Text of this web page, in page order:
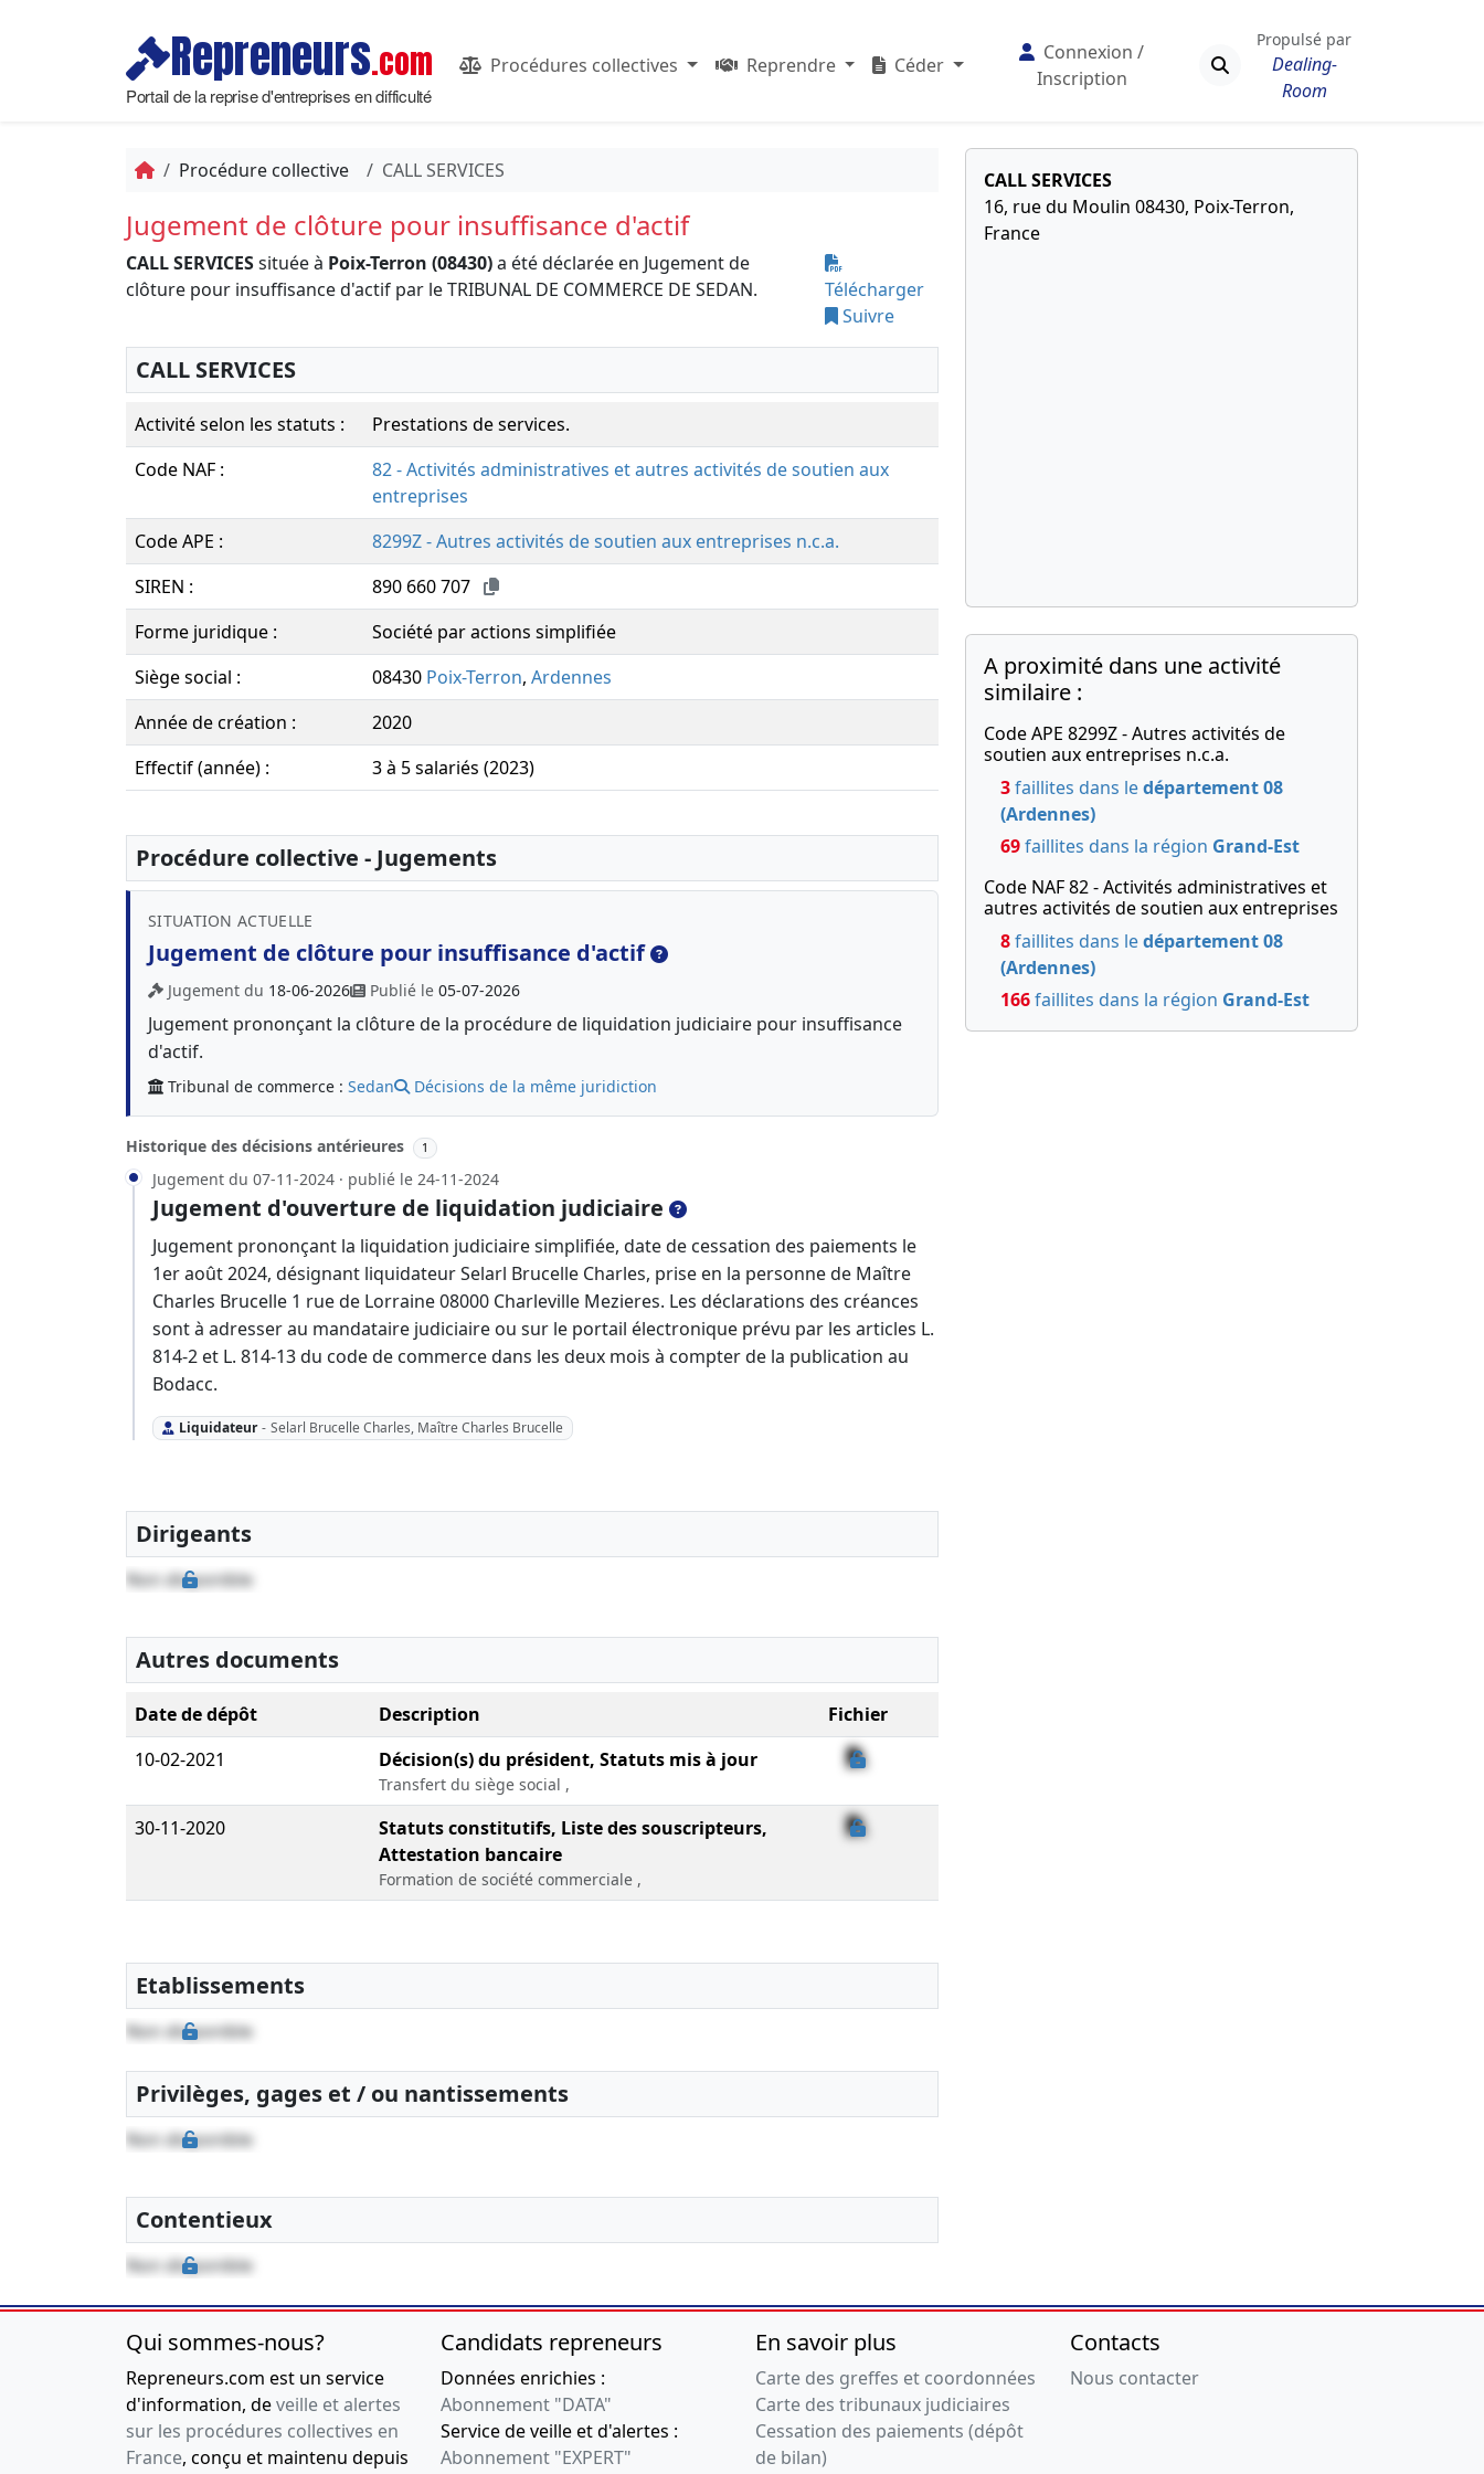
Repreneurs.com
Portail de la reprise d'entreprises en difficulté
Procédures collectives Reprendre Céder
Connexion /
Inscription
Propulsé par
Dealing-
Room
Procédure collective CALL SERVICES
Jugement de clôture pour insuffisance d'actif
CALL SERVICESsituée à Poix-Terron (08430)a été déclarée en Jugement de
clôture pour insuffisance d'actif par le TRIBUNAL DE COMMERCE DE SEDAN.
Télécharger
Suivre
CALL SERVICES
Activité selon les statuts :
Prestations de services.
Code NAF :
82 - Activités administratives et autres activités de soutien aux
entreprises
Code APE :
8299Z - Autres activités de soutien aux entreprises n.c.a.
SIREN :
890 660 707
Forme juridique :
Société par actions simplifiée
Siège social :
08430 Poix-Terron, Ardennes
Année de création :
2020
Effectif (année) :
3 à 5 salariés (2023)
Procédure collective - Jugements
SITUATION ACTUELLE
Jugement de clôture pour insuffisance d'actif
Jugement du 18-06-2026 Publié le 05-07-2026
Jugement prononçant la clôture de la procédure de liquidation judiciaire pour insuffisance
d'actif.
Tribunal de commerce : Sedan Décisions de la même juridiction
Historique des décisions antérieures 1
Jugement du 07-11-2024 · publié le 24-11-2024
Jugement d'ouverture de liquidation judiciaire
Jugement prononçant la liquidation judiciaire simplifiée, date de cessation des paiements le
1er août 2024, désignant liquidateur Selarl Brucelle Charles, prise en la personne de Maître
Charles Brucelle 1 rue de Lorraine 08000 Charleville Mezieres. Les déclarations des créances
sont à adresser au mandataire judiciaire ou sur le portail électronique prévu par les articles L.
814-2 et L. 814-13 du code de commerce dans les deux mois à compter de la publication au
Bodacc.
Liquidateur - Selarl Brucelle Charles, Maître Charles Brucelle
Dirigeants
Non disponible
Autres documents
Date de dépôt Description
Fichier
10-02-2021
Décision(s) du président, Statuts mis à jour
Transfert du siège social ,
30-11-2020
Statuts constitutifs, Liste des souscripteurs,
Attestation bancaire
Formation de société commerciale ,
Etablissements
Non disponible
Privilèges, gages et / ou nantissements
Non disponible
Contentieux
Non disponible
CALL SERVICES
16, rue du Moulin 08430, Poix-Terron,
France
A proximité dans une activité
similaire :
Code APE 8299Z - Autres activités de
soutien aux entreprises n.c.a.
3faillites dans ledépartement 08
(Ardennes)
69faillites dans la région Grand-Est
Code NAF 82 - Activités administratives et
autres activités de soutien aux entreprises
8faillites dans ledépartement 08
(Ardennes)
166faillites dans la région Grand-Est
Qui sommes-nous?
Repreneurs.com est un service
d'information, deveille et alertes
sur les procédures collectives en
France, conçu et maintenu depuis
Candidats repreneurs
Données enrichies :
Abonnement "DATA"
Service de veille et d'alertes :
Abonnement "EXPERT"
En savoir plus
Carte des greffes et coordonnées
Carte des tribunaux judiciaires
Cessation des paiements (dépôt
de bilan)
Contacts
Nous contacter